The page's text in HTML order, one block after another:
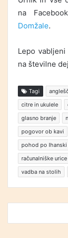
na
Domžale.
Lepo
na številne
Tagi
citre in ukulele
glasno branje
pogovor ob kavi
pohod po
računalniške urice
vadba na stolih